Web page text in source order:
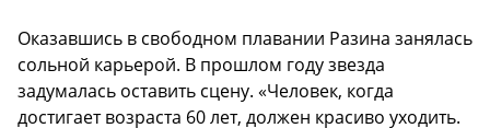
Оказавшись в свободном плавании Разина занялась
сольной карьерой. В прошлом году звезда
задумалась оставить сцену. «Человек, когда
достигает возраста 60 лет, должен красиво уходить.